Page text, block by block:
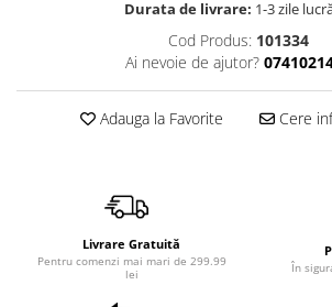
Durata de livrare: 1-3 zile
Cod Produs: 101334
Ai nevoie de ajutor?
Adauga la Favorite Cere
Livrare Gratuită
Pentru comenzi mai mari de 299.99
lei
În